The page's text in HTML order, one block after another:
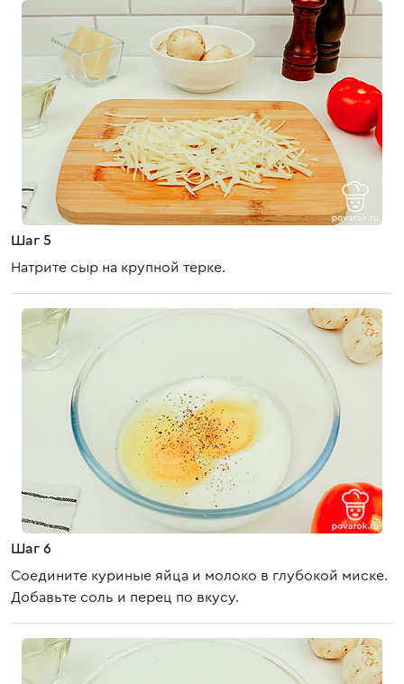
Шаг 5
Натрите сыр на крупной терке.
Шаг 6
Соедините куриные яйца и молоко в глубокой миске.
Добавьте соль и перец по вкусу.